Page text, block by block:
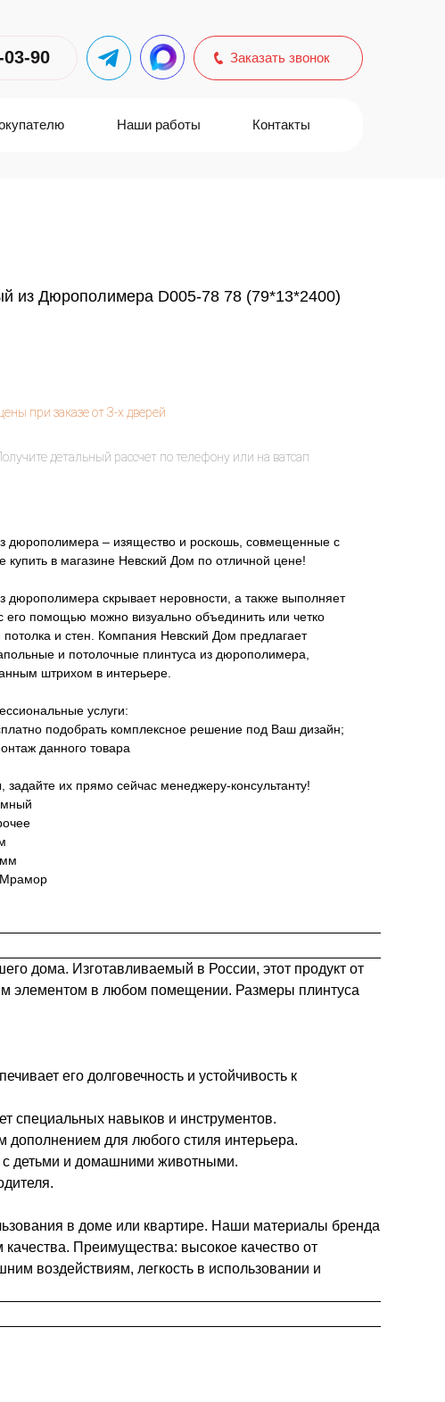
Заказать звонок
90
Контакты
Наши работы
из Дюрополимера D005-78 78 (79*13*2400)
дюрополимера – изящество и роскошь, совмещенные с
купить в магазине Невский Дом по отличной цене!
дюрополимера скрывает неровности, а также выполняет
его помощью можно визуально объединить или четко
потолка и стен. Компания Невский Дом предлагает
и потолочные плинтуса из дюрополимера,
штрихом в интерьере.
услуги:
подобрать комплексное решение под Ваш дизайн;
данного товара
задайте их прямо сейчас менеджеру-консультанту!
Мрамор
дома. Изготавливаемый в России, этот продукт от
элементом в любом помещении. Размеры плинтуса
его долговечность и устойчивость к
специальных навыков и инструментов.
для любого стиля интерьера.
с детьми и домашними животными.
в доме или квартире. Наши материалы бренда
Преимущества: высокое качество от
воздействиям, легкость в использовании и